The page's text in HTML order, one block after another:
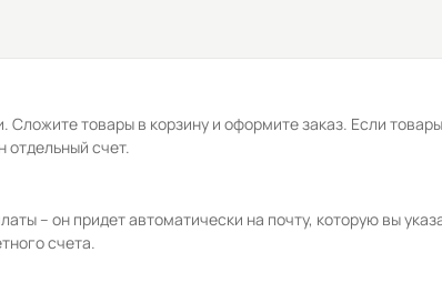
товары в корзину и оформите заказ. Если
отдельный счет.
– он придет автоматически на почту, которую вы
счета.